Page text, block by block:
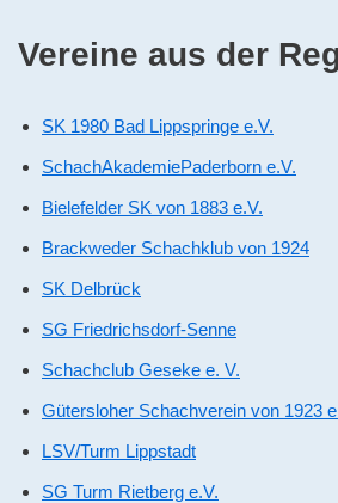
Vereine aus der
SK 1980 Bad Lippspringe e.V.
SchachAkademiePaderborn e.V.
Bielefelder SK von 1883 e.V.
Brackweder Schachklub von 1924
SK Delbrück
SG Friedrichsdorf-Senne
Schachclub Geseke e. V.
Gütersloher Schachverein von 1923
LSV/Turm Lippstadt
SG Turm Rietberg e.V.